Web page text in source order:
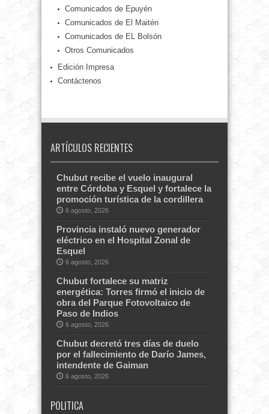
Comunicados de Epuyén
Comunicados de El Maitén
Comunicados de EL Bolsón
Otros Comunicados
Edición Impresa
Contáctenos
ARTÍCULOS RECIENTES
Chubut recibe el vuelo inaugural
entre Córdoba y Esquel y fortalece la
promoción turística de la cordillera
6 agosto, 2026
Provincia instaló nuevo generador
eléctrico en el Hospital Zonal de
Esquel
6 agosto, 2026
Chubut fortalece su matriz
energética: Torres firmó el inicio de
obra del Parque Fotovoltaico de
Paso de Indios
6 agosto, 2026
Chubut decretó tres días de duelo
por el fallecimiento de Darío James,
intendente de Gaiman
6 agosto, 2026
POLITICA